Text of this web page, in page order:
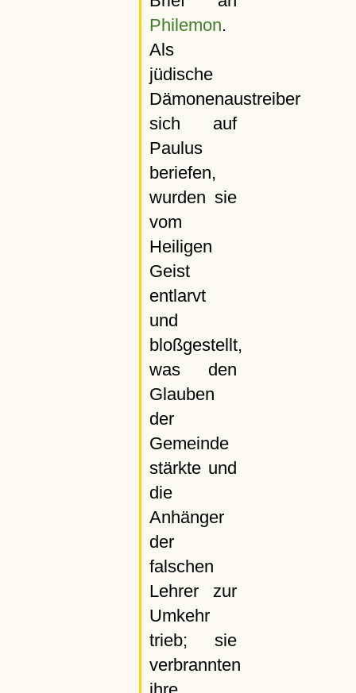
Philemon.
Als
jüdische
Dämonenaustreiber
sich auf
Paulus
beriefen,
wurden sie
vom
Heiligen
Geist
entlarvt
und
bloßgestellt,
was den
Glauben
der
Gemeinde
stärkte und
die
Anhänger
der
falschen
Lehrer zur
Umkehr
trieb; sie
verbrannten